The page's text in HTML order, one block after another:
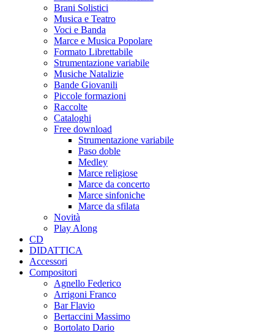
Brani Solistici
Musica e Teatro
Voci e Banda
Marce e Musica Popolare
Formato Librettabile
Strumentazione variabile
Musiche Natalizie
Bande Giovanili
Piccole formazioni
Raccolte
Cataloghi
Free download
Strumentazione variabile
Paso doble
Medley
Marce religiose
Marce da concerto
Marce sinfoniche
Marce da sfilata
Novità
Play Along
CD
DIDATTICA
Accessori
Compositori
Agnello Federico
Arrigoni Franco
Bar Flavio
Bertaccini Massimo
Bortolato Dario